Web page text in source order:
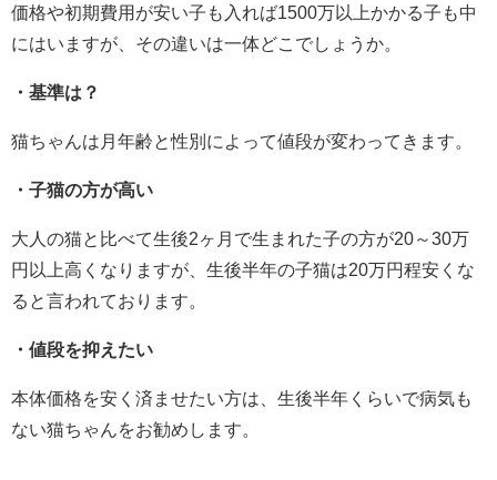
価格や初期費用が安い子も入れば1500万以上かかる子も中
にはいますが、その違いは一体どこでしょうか。
・基準は？
猫ちゃんは月年齢と性別によって値段が変わってきます。
・子猫の方が高い
大人の猫と比べて生後2ヶ月で生まれた子の方が20～30万
円以上高くなりますが、生後半年の子猫は20万円程安くな
ると言われております。
・値段を抑えたい
本体価格を安く済ませたい方は、生後半年くらいで病気も
ない猫ちゃんをお勧めします。